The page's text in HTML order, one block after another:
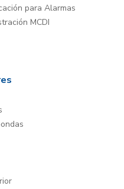
para Alarmas
MCDI